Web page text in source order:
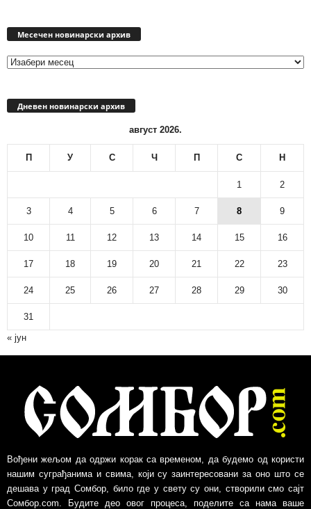
Месечен новинарски архив
Дневен новинарски архив
август 2026.
П У С Ч П С Н
1 2
3 4 5 6 7 8 9
10 11 12 13 14 15 16
17 18 19 20 21 22 23
24 25 26 27 28 29 30
31
« јун
Вођени жељом да одржи корак са временом, да будемо од користи
нашим суграђанима и свима, који су заинтересовани за оно што се
дешава у град Сомбор, било где у свету су они, створили смо сајт
Сомбор.com. Будите део овог процеса, поделите са нама ваше